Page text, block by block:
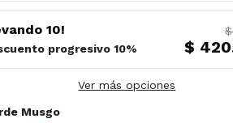
10!
progresivo 10% $
Ver más opciones
Musgo